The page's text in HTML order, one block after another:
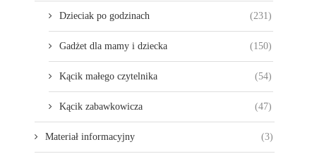
Dzieciak po godzinach (231)
Gadżet dla mamy i dziecka (150)
Kącik małego czytelnika (54)
Kącik zabawkowicza (47)
Materiał informacyjny (3)